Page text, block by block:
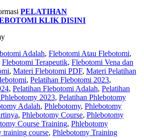
PELATIHAN
KLIK DISINI
Adalah, Flebotomi Atau Flebotomi,
Flebotomi Terapeutik, Flebotomi Vena dan
, Materi Flebotomi PDF, Materi Pelatihan
, Pelatihan Flebotomi 2023,
, Pelatihan Flebotomi Adalah, Pelatihan
2023, Pelatihan Phlebotomy
Adalah, Phlebotomy, Phlebotomy
, Phlebotomy Course, Phlebotomy
Course Training, Phlebotomy
training course, Phlebotomy Training